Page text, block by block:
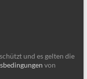
und es gelten die
von